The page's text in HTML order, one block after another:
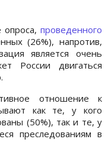
проведенного
(26%), напротив,
является очень
России двигаться
отношение к
как те, у кого
(50%), так и те, у
преследованиям в